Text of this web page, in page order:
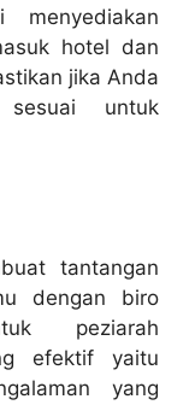
hotel dan
jika Anda
untuk
tantangan
dengan biro
peziarah
efektif yaitu
yang